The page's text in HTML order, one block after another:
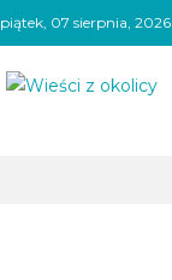
piątek, 07 sierpnia, 2026